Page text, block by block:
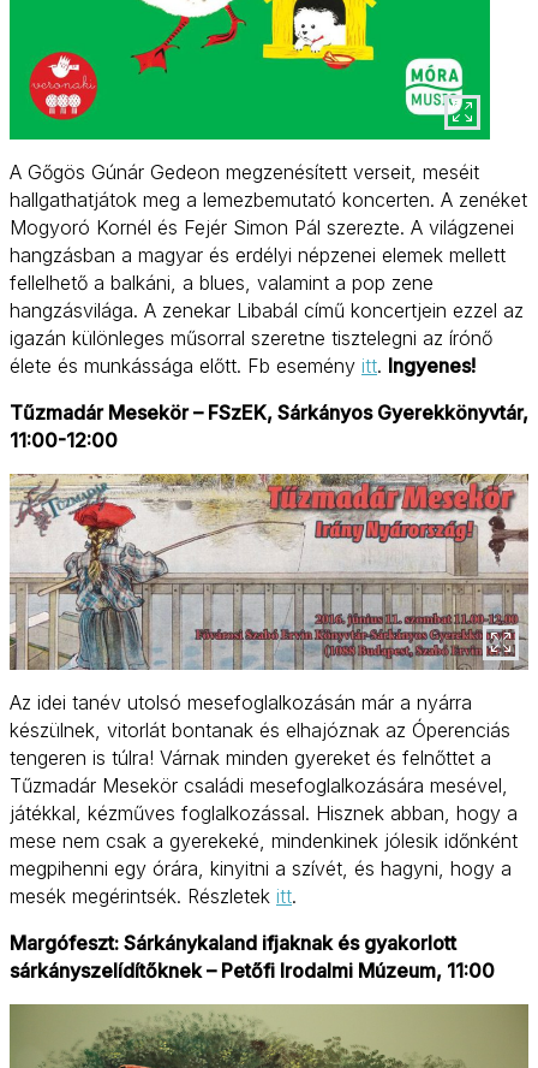
A Gőgös Gúnár Gedeon megzenésített verseit, meséit
hallgathatjátok meg a lemezbemutató koncerten. A zenéket
Mogyoró Kornél és Fejér Simon Pál szerezte. A világzenei
hangzásban a magyar és erdélyi népzenei elemek mellett
fellelhető a balkáni, a blues, valamint a pop zene
hangzásvilága. A zenekar Libabál című koncertjein ezzel az
igazán különleges műsorral szeretne tisztelegni az írónő
élete és munkássága előtt. Fb esemény itt. Ingyenes!
Tűzmadár Mesekör – FSzEK, Sárkányos Gyerekkönyvtár,
11:00-12:00
Az idei tanév utolsó mesefoglalkozásán már a nyárra
készülnek, vitorlát bontanak és elhajóznak az Óperenciás
tengeren is túlra! Várnak minden gyereket és felnőttet a
Tűzmadár Mesekör családi mesefoglalkozására mesével,
játékkal, kézműves foglalkozással. Hisznek abban, hogy a
mese nem csak a gyerekeké, mindenkinek jólesik időnként
megpihenni egy órára, kinyitni a szívét, és hagyni, hogy a
mesék megérintsék. Részletek itt.
Margófeszt: Sárkánykaland ifjaknak és gyakorlott
sárkányszelídítőknek – Petőfi Irodalmi Múzeum, 11:00